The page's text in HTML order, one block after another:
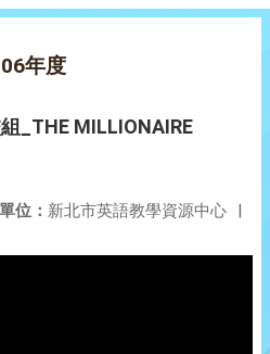
年度
_THE MILLIONAIRE
位： 新北市英語教學資源中心 |